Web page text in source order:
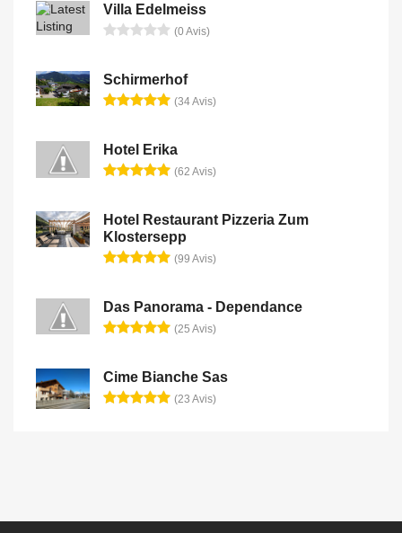
Villa Edelmeiss
(0 Avis)
Schirmerhof
(34 Avis)
Hotel Erika
(62 Avis)
Hotel Restaurant Pizzeria Zum
Klostersepp
(99 Avis)
Das Panorama - Dependance
(25 Avis)
Cime Bianche Sas
(23 Avis)